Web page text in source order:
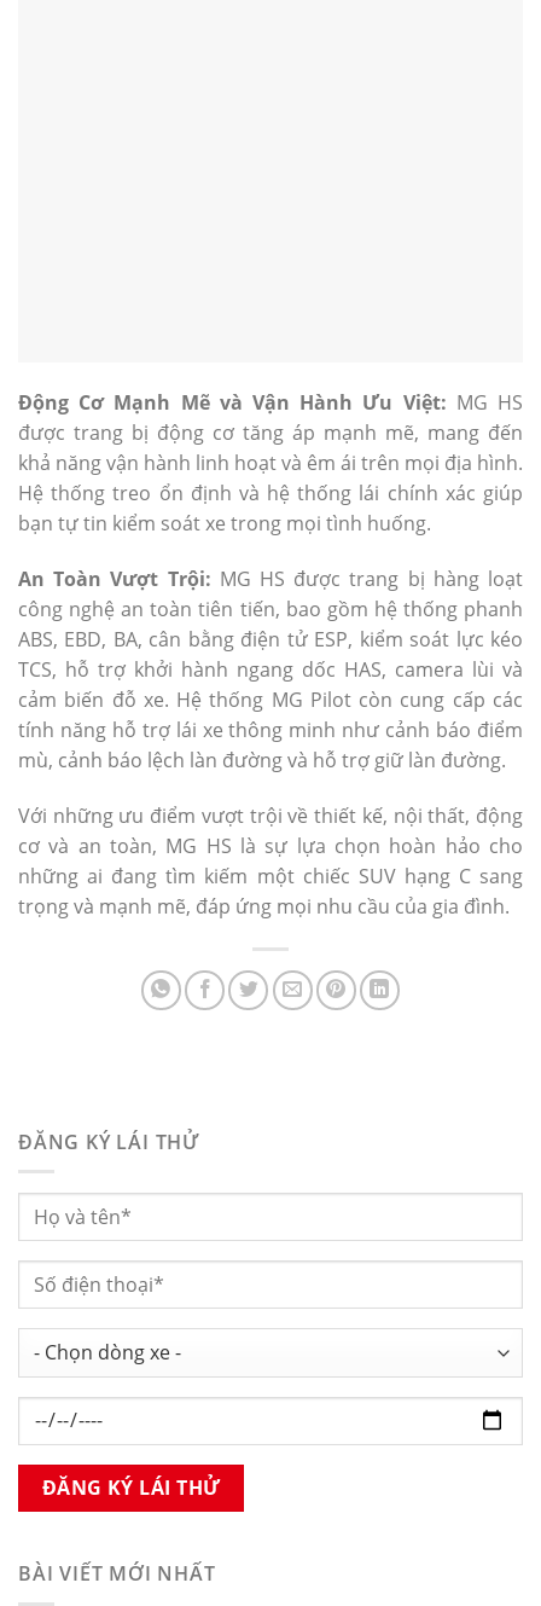
Động Cơ Mạnh Mẽ và Vận Hành Ưu Việt: MG HS
được trang bị động cơ tăng áp mạnh mẽ, mang đến
khả năng vận hành linh hoạt và êm ái trên mọi địa hình.
Hệ thống treo ổn định và hệ thống lái chính xác giúp
bạn tự tin kiểm soát xe trong mọi tình huống.
An Toàn Vượt Trội: MG HS được trang bị hàng loạt
công nghệ an toàn tiên tiến, bao gồm hệ thống phanh
ABS, EBD, BA, cân bằng điện tử ESP, kiểm soát lực kéo
TCS, hỗ trợ khởi hành ngang dốc HAS, camera lùi và
cảm biến đỗ xe. Hệ thống MG Pilot còn cung cấp các
tính năng hỗ trợ lái xe thông minh như cảnh báo điểm
mù, cảnh báo lệch làn đường và hỗ trợ giữ làn đường.
Với những ưu điểm vượt trội về thiết kế, nội thất, động
cơ và an toàn, MG HS là sự lựa chọn hoàn hảo cho
những ai đang tìm kiếm một chiếc SUV hạng C sang
trọng và mạnh mẽ, đáp ứng mọi nhu cầu của gia đình.
ĐĂNG KÝ LÁI THỬ
BÀI VIẾT MỚI NHẤT